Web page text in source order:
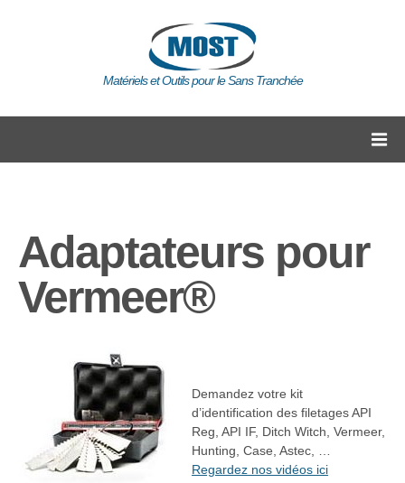
Matériels et Outils pour le Sans Tranchée
Adaptateurs pour
Vermeer®
Demandez votre kit
d’identification des filetages API
Reg, API IF, Ditch Witch, Vermeer,
Hunting, Case, Astec, …
Regardez nos vidéos ici